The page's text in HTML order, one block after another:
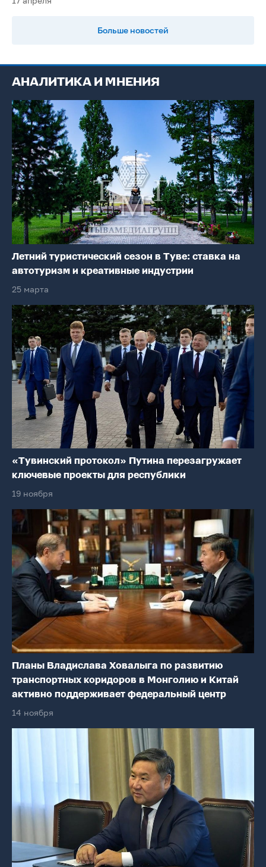
Больше новостей
АНАЛИТИКА И МНЕНИЯ
Летний туристический сезон в Туве: ставка на
автотуризм и креативные индустрии
25 марта
«Тувинский протокол» Путина перезагружает
ключевые проекты для республики
19 ноября
Планы Владислава Ховалыга по развитию
транспортных коридоров в Монголию и Китай
активно поддерживает федеральный центр
14 ноября